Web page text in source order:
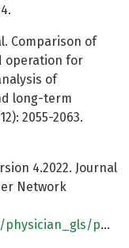
Comparison of
operation for
of
long-term
2055-2063.
4.2022. Journal
Network
pdf/rectal.pdf